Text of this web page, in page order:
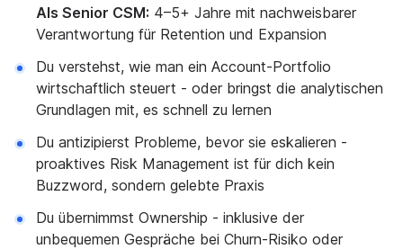
Als Senior CSM: 4–5+ Jahre mit nachweisbarer
Verantwortung für Retention und Expansion
Du verstehst, wie man ein Account-Portfolio
wirtschaftlich steuert - oder bringst die analytischen
Grundlagen mit, es schnell zu lernen
Du antizipierst Probleme, bevor sie eskalieren -
proaktives Risk Management ist für dich kein
Buzzword, sondern gelebte Praxis
Du übernimmst Ownership - inklusive der
unbequemen Gespräche bei Churn-Risiko oder